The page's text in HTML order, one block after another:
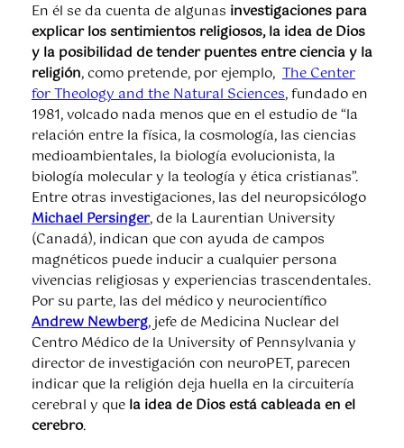
En él se da cuenta de algunas investigaciones para
explicar los sentimientos religiosos, la idea de Dios
y la posibilidad de tender puentes entre ciencia y la
religión, como pretende, por ejemplo,The Center
for Theology and the Natural Sciences, fundado en
1981, volcado nada menos que en el estudio de “la
relación entre la física, la cosmología, las ciencias
medioambientales, la biología evolucionista, la
biología molecular y la teología y ética cristianas”.
Entre otras investigaciones, las del neuropsicólogo
Michael Persinger, de la Laurentian University
(Canadá), indican que con ayuda de campos
magnéticos puede inducir a cualquier persona
vivencias religiosas y experiencias trascendentales.
Por su parte, las del médico y neurocientífico
Andrew Newberg, jefe de Medicina Nuclear del
Centro Médico de la University of Pennsylvania y
director de investigación con neuroPET, parecen
indicar que la religión deja huella en la circuitería
cerebral y que la idea de Dios está cableada en el
cerebro.